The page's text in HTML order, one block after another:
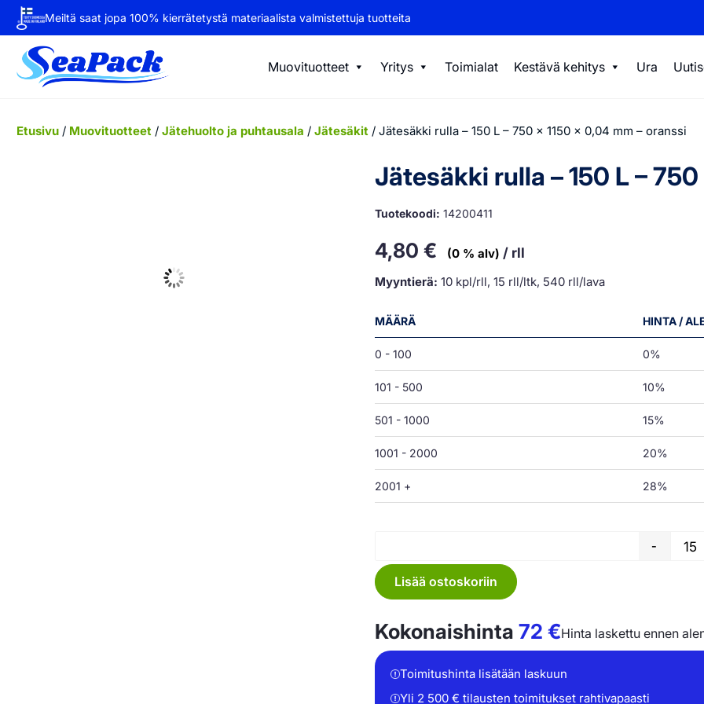
Meiltä saat jopa 100% kierrätetystä materiaalista valmistettuja tuotteita
Muovituotteet Yritys Toimialat Kestävä kehitys Ura
Etusivu/ Muovituotteet/ Jätehuolto ja puhtausala / Jätesäkit/ Jätesäkki rulla – 150 L – 750 x 1150 x 0,04 mm – oranssi
Jätesäkki rulla – 150 L –
Tuotekoodi: 14200411
4,80 € (0 % alv) / rll
Myyntierä: 10 kpl/rll, 15 rll/ltk, 540 rll/lava
MÄÄRÄ HINTA /
0 - 100 0%
101 - 500 10%
501 - 1000 15%
1001 - 2000 20%
2001 + 28%
-
Lisää ostoskoriin
Kokonaishinta 72 €Hinta laskettu ennen
Toimitushinta lisätään laskuun
Yli 2 500 € tilausten toimitukset rahtivapaasti